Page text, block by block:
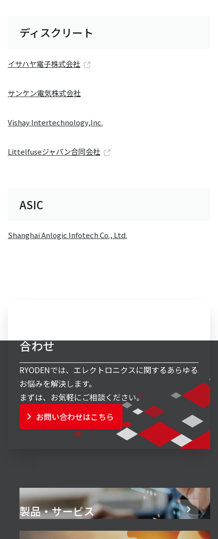
ディスクリート
イサハヤ電子株式会社
サンケン電気株式会社
Vishay Intertechnology,Inc.
Littelfuseジャパン合同会社
ASIC
Shanghai Anlogic Infotech Co., Ltd.
合わせ
RYODENでは、エレクトロニクスに関するあらゆる
お悩みを解決します。
まずは、お気軽にご相談ください。
お問い合わせはこちら
製品・サービス